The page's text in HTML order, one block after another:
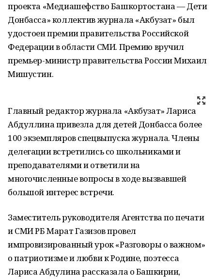
проекта «Медиашефство Башкортостана — Дети
Донбасса» коллектив журнала «Акбузат» был
удостоен премии правительства Российской
Федерации в области СМИ. Премию вручил
премьер-министр правительства России Михаил
Мишустин.
Главный редактор журнала «Акбузат» Лариса
Абдуллина привезла для детей Донбасса более
100 экземпляров спецвыпуска журнала. Члены
делегации встретились со школьниками и
преподавателями и ответили на
многочисленные вопросы в ходе вызвавшей
большой интерес встречи.
Заместитель руководителя Агентства по печати
и СМИ РБ Марат Газизов провел
импровизированный урок «Разговоры о важном»
о патриотизме и любви к Родине, поэтесса
Лариса Абдулина рассказала о Башкирии,